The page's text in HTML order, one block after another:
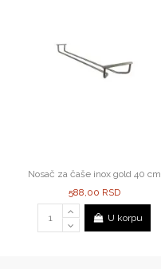
Nosač za čaše inox gold 40 cm
588,00 RSD
U korpu